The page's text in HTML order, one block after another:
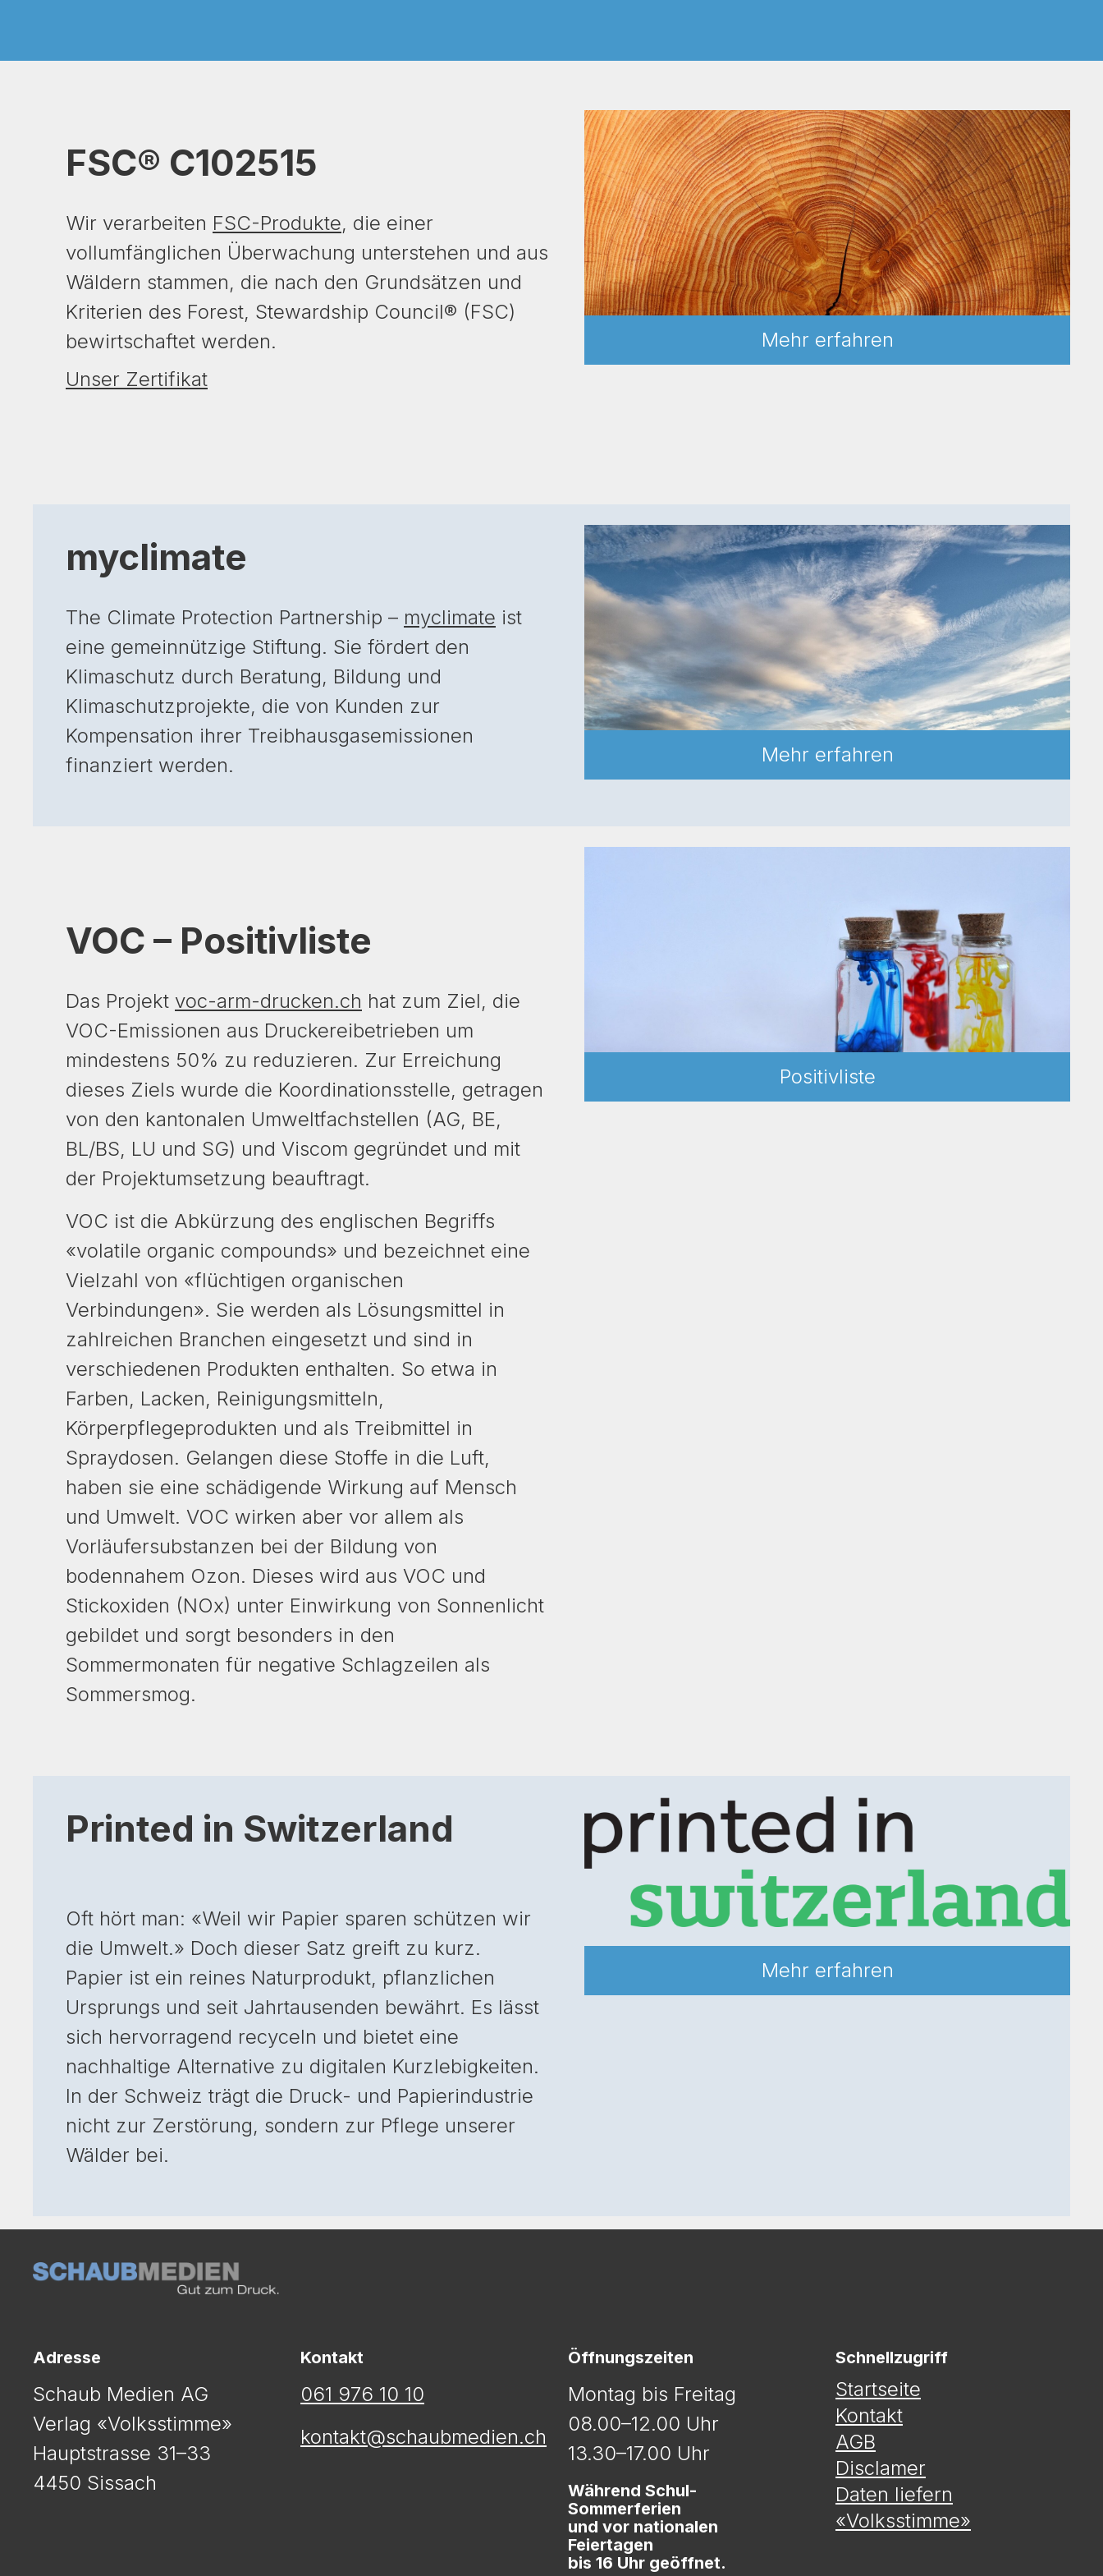
FSC® C102515
Wir verarbeiten FSC-Produkte, die einer
vollumfänglichen Überwachung unterstehen und aus
Wäldern stammen, die nach den Grundsätzen und
Kriterien des Forest, Stewardship Council® (FSC)
bewirtschaftet werden.
Unser Zertifikat
Mehr erfahren
myclimate
The Climate Protection Partnership – myclimate ist
eine gemeinnützige Stiftung. Sie fördert den
Klimaschutz durch Beratung, Bildung und
Klimaschutzprojekte, die von Kunden zur
Kompensation ihrer Treibhausgasemissionen
finanziert werden.
Mehr erfahren
VOC – Positivliste
Das Projekt voc-arm-drucken.ch hat zum Ziel, die
VOC-Emissionen aus Druckereibetrieben um
mindestens 50% zu reduzieren. Zur Erreichung
dieses Ziels wurde die Koordinationsstelle, getragen
von den kantonalen Umweltfachstellen (AG, BE,
BL/BS, LU und SG) und Viscom gegründet und mit
der Projektumsetzung beauftragt.
VOC ist die Abkürzung des englischen Begriffs
«volatile organic compounds» und bezeichnet eine
Vielzahl von «flüchtigen organischen
Verbindungen». Sie werden als Lösungsmittel in
zahlreichen Branchen eingesetzt und sind in
verschiedenen Produkten enthalten. So etwa in
Farben, Lacken, Reinigungsmitteln,
Körperpflegeprodukten und als Treibmittel in
Spraydosen. Gelangen diese Stoffe in die Luft,
haben sie eine schädigende Wirkung auf Mensch
und Umwelt. VOC wirken aber vor allem als
Vorläufersubstanzen bei der Bildung von
bodennahem Ozon. Dieses wird aus VOC und
Stickoxiden (NOx) unter Einwirkung von Sonnenlicht
gebildet und sorgt besonders in den
Sommermonaten für negative Schlagzeilen als
Sommersmog.
Positivliste
Printed in Switzerland
Oft hört man: «Weil wir Papier sparen schützen wir
die Umwelt.» Doch dieser Satz greift zu kurz.
Papier ist ein reines Naturprodukt, pflanzlichen
Ursprungs und seit Jahrtausenden bewährt. Es lässt
sich hervorragend recyceln und bietet eine
nachhaltige Alternative zu digitalen Kurzlebigkeiten.
In der Schweiz trägt die Druck- und Papierindustrie
nicht zur Zerstörung, sondern zur Pflege unserer
Wälder bei.
Mehr erfahren
Adresse
Schaub Medien AG
Verlag «Volksstimme»
Hauptstrasse 31–33
4450 Sissach
Kontakt
061 976 10 10
kontakt@schaubmedien.ch
Öffnungszeiten
Montag bis Freitag
08.00–12.00 Uhr
13.30–17.00 Uhr
Während Schul-
Sommerferien
und vor nationalen
Feiertagen
bis 16 Uhr geöffnet.
Schnellzugriff
Startseite
Kontakt
AGB
Disclamer
Daten liefern
«Volksstimme»